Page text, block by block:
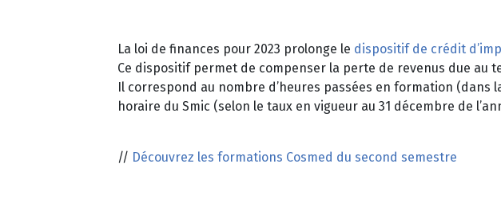
La loi de finances pour 2023 prolonge le dispositif de crédit
Ce dispositif permet de compenser la perte de revenus due au
Il correspond au nombre d’heures passées en formation
horaire du Smic (selon le taux en vigueur au 31 décembre de
// Découvrez les formations Cosmed du second semestre